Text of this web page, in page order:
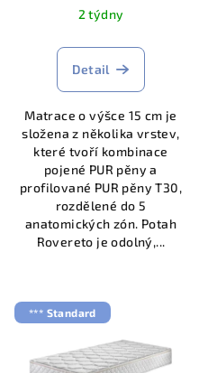
2 týdny
Detail
Matrace o výšce 15 cm je
složena z několika vrstev,
které tvoří kombinace
pojené PUR pěny a
profilované PUR pěny T30,
rozdělené do 5
anatomických zón. Potah
Rovereto je odolný,...
*** Standard